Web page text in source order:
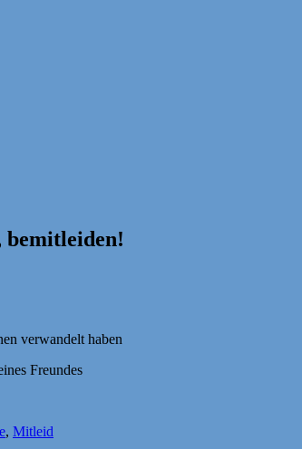
bemitleiden!
verwandelt haben
Freundes
, Mitleid